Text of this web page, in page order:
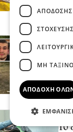
07
10
ΑΠΌΔΟΣΗΣ
ΣΤΌΧΕΥΣΗΣ
ΜΗ
ΑΠΟΔΟΧΉ